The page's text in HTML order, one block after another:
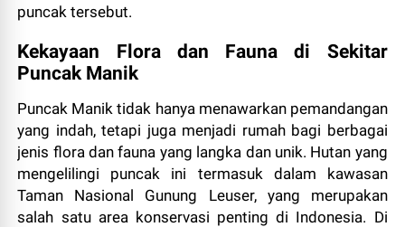
puncak tersebut.
Kekayaan Flora dan Fauna di Sekitar
Puncak Manik
Puncak Manik tidak hanya menawarkan pemandangan
yang indah, tetapi juga menjadi rumah bagi berbagai
jenis flora dan fauna yang langka dan unik. Hutan yang
mengelilingi puncak ini termasuk dalam kawasan
Taman Nasional Gunung Leuser, yang merupakan
salah satu area konservasi penting di Indonesia. Di